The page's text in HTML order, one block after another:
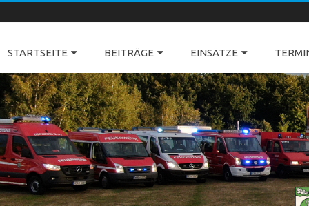
STARTSEITE BEITRÄGE EINSÄTZE